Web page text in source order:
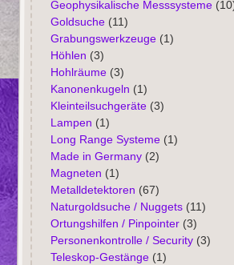
Geophysikalische Messsysteme
Goldsuche(11)
Grabungswerkzeuge(1)
Höhlen (3)
Hohlräume(3)
Kanonenkugeln (1)
Kleinteilsuchgeräte(3)
Lampen (1)
Long Range Systeme(1)
Made in Germany(2)
Magneten (1)
Metalldetektoren (67)
Naturgoldsuche / Nuggets(11)
Ortungshilfen / Pinpointer(3)
Personenkontrolle / Security(3)
Teleskop-Gestänge(1)